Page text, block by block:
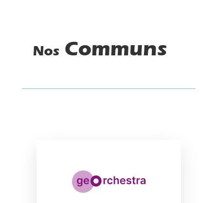
Nos Communs